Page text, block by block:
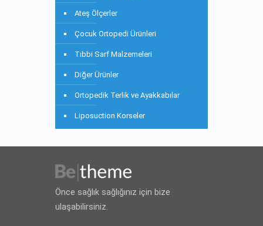
Ateş Ölçerler
Çocuk Ortopedi Ürünleri
Tıbbi Sarf Malzemeleri
Diğer Ürünler
Ortopedik Terlik ve Ayakkabılar
Liposuction Korseler
Önce sağlık sağlığınız için bize
ulaşabilirsiniz.